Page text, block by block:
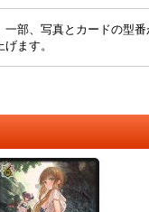
部、写真とカードの型
ます。